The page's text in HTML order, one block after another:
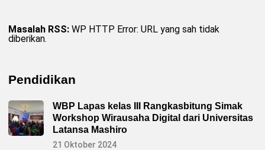
Masalah RSS: WP HTTP Error: URL yang sah tidak
diberikan.
Pendidikan
WBP Lapas kelas III Rangkasbitung Simak
Workshop Wirausaha Digital dari Universitas
Latansa Mashiro
21 Oktober 2024